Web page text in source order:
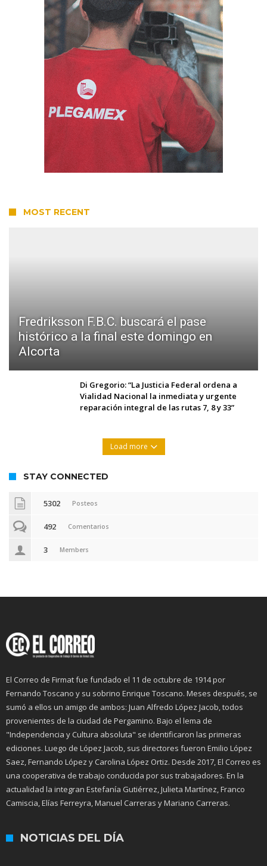
MOST RECENT
Fredriksson F.B.C. buscará el pase
histórico a la final este domingo en
Alcorta
Di Gregorio: “La Justicia Federal ordena a
Vialidad Nacional la inmediata y urgente
reparación integral de las rutas 7, 8 y 33”
Load more
STAY CONNECTED
5302 Posteos
492 Comentarios
3 Members
El Correo de Firmat fue fundado el 11 de octubre de 1914 por
Fernando Toscano y su sobrino Enrique Toscano. Meses después, se
sumó a ellos un amigo de ambos: Juan Alfredo López Jacob, todos
provenientes de la ciudad de Pergamino. Bajo el lema de
"Independencia y Cultura absoluta" se identificaron las primeras
ediciones. Luego de López Jacob, sus directores fueron Emilio López
Saez, Fernando López y Carolina López Ortiz. Desde 2017, El Correo es
una cooperativa de trabajo conducida por sus trabajadores. En la
actualidad la integran Estefanía Gutiérrez, Julieta Martínez, Franco
Camiscia, Elías Ferreyra, Manuel Carreras y Mariano Carreras.
NOTICIAS DEL DÍA